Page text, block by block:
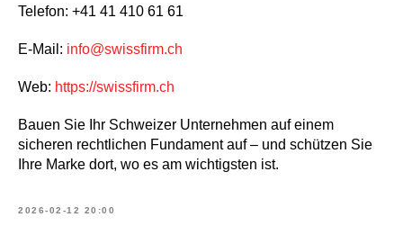
Telefon: +41 41 410 61 61
E-Mail: info@swissfirm.ch
Web: https://swissfirm.ch
Bauen Sie Ihr Schweizer Unternehmen auf einem
sicheren rechtlichen Fundament auf – und schützen Sie
Ihre Marke dort, wo es am wichtigsten ist.
2026-02-12 20:00